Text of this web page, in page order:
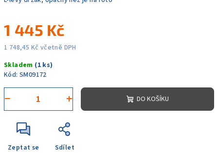
1 445 Kč
1 748,45 Kč včetně DPH
cena:
Skladem (1 ks)
Kód: SM09172
+
− DO KOŠÍKU
Zeptat se Sdílet